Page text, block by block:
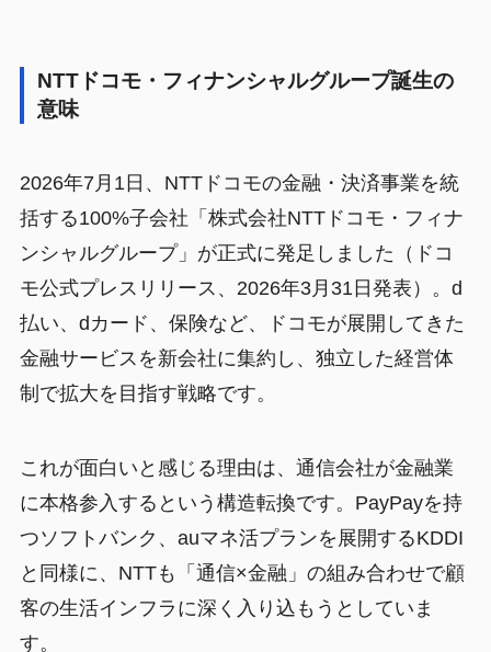
NTTドコモ・フィナンシャルグループ誕生の
意味
2026年7月1日、NTTドコモの金融・決済事業を統
括する100%子会社「株式会社NTTドコモ・フィナ
ンシャルグループ」が正式に発足しました（ドコ
モ公式プレスリリース、2026年3月31日発表）。d
払い、dカード、保険など、ドコモが展開してきた
金融サービスを新会社に集約し、独立した経営体
制で拡大を目指す戦略です。
これが面白いと感じる理由は、通信会社が金融業
に本格参入するという構造転換です。PayPayを持
つソフトバンク、auマネ活プランを展開するKDDI
と同様に、NTTも「通信×金融」の組み合わせで顧
客の生活インフラに深く入り込もうとしていま
す。